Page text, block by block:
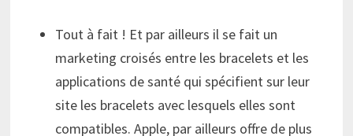
Tout à fait ! Et par ailleurs il se fait un
marketing croisés entre les bracelets et les
applications de santé qui spécifient sur leur
site les bracelets avec lesquels elles sont
compatibles. Apple, par ailleurs offre de plus